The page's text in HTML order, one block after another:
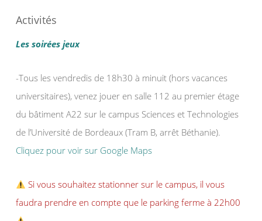
Activités
Les soirées jeux
-Tous les vendredis de 18h30 à minuit (hors vacances
universitaires), venez jouer en salle 112 au premier étage
du bâtiment A22 sur le campus Sciences et Technologies
de l’Université de Bordeaux (Tram B, arrêt Béthanie).
Cliquez pour voir sur Google Maps
Si vous souhaitez stationner sur le campus, il vous
faudra prendre en compte que le parking ferme à 22h00